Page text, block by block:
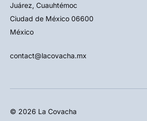
Juárez, Cuauhtémoc
Ciudad de México 06600
México
contact@lacovacha.mx
© 2026 La Covacha